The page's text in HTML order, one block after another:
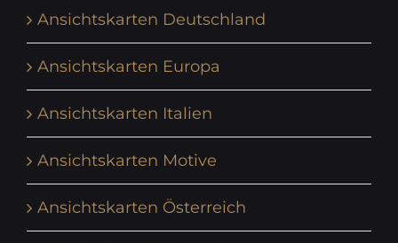
Ansichtskarten Deutschland
Ansichtskarten Europa
Ansichtskarten Italien
Ansichtskarten Motive
Ansichtskarten Österreich